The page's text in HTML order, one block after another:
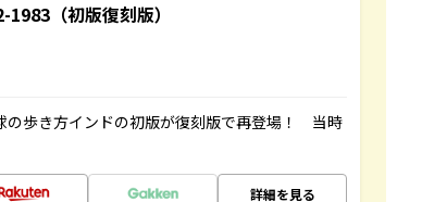
（初版復刻版）
の歩き方インドの初版が復刻版で再登場！ 当時
詳細を見る